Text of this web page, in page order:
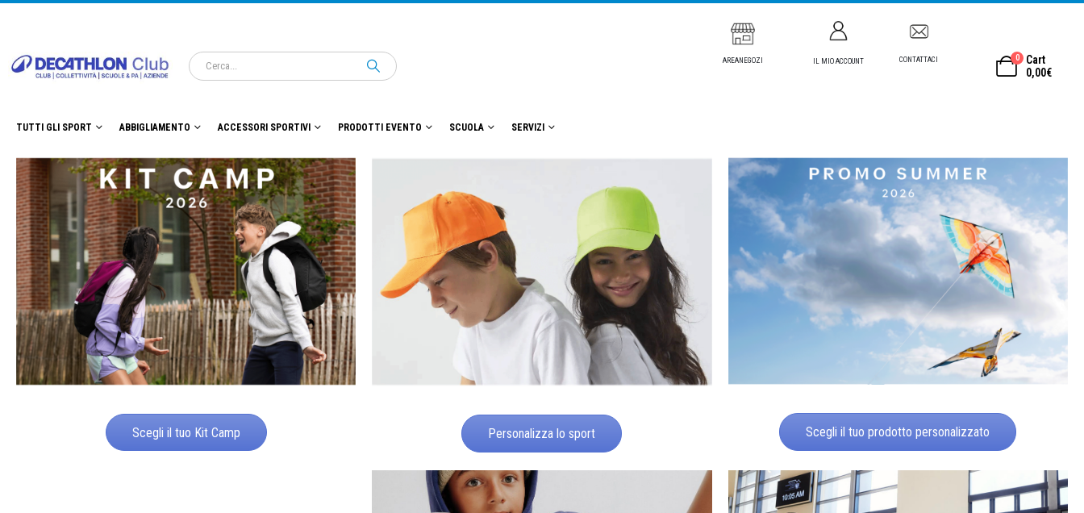
AREANEGOZI IL MIO ACCOUNT CONTATTACI 0
Cart
0,00€
TUTTI GLI SPORT ABBIGLIAMENTO ACCESSORI SPORTIVI PRODOTTI EVENTO SCUOLA SERVIZI
Scegli il tuo Kit Camp Personalizza lo sport Scegli il tuo prodotto personalizzato